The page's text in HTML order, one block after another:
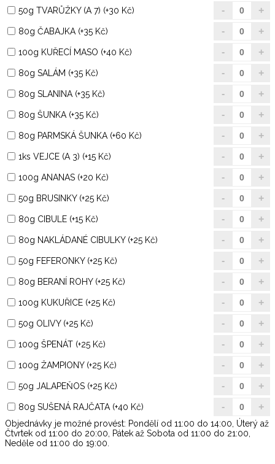
50g TVARŮŽKY (A 7) (+30 Kč)
80g ČABAJKA (+35 Kč)
100g KUŘECÍ MASO (+40 Kč)
80g SALÁM (+35 Kč)
80g SLANINA (+35 Kč)
80g ŠUNKA (+35 Kč)
80g PARMSKÁ ŠUNKA (+60 Kč)
1ks VEJCE (A 3) (+15 Kč)
100g ANANAS (+20 Kč)
50g BRUSINKY (+25 Kč)
80g CIBULE (+15 Kč)
80g NAKLÁDANÉ CIBULKY (+25 Kč)
50g FEFERONKY (+25 Kč)
80g BERANÍ ROHY (+25 Kč)
100g KUKUŘICE (+25 Kč)
50g OLIVY (+25 Kč)
100g ŠPENÁT (+25 Kč)
100g ŽAMPIONY (+25 Kč)
50g JALAPEŇOS (+25 Kč)
80g SUŠENÁ RAJČATA (+40 Kč)
Objednávky je možné provést: Pondělí od 11:00 do 14:00, Úterý až
Čtvrtek od 11:00 do 20:00, Pátek až Sobota od 11:00 do 21:00,
Neděle od 11:00 do 19:00.